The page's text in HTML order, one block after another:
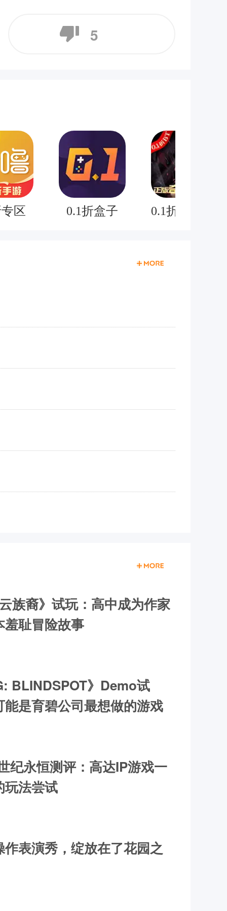
5
区 0.1折盒子
族裔》试玩：高中成为作家
羞耻冒险故事
BLINDSPOT》Demo试
能是育碧公司最想做的游戏
纪永恒测评：高达IP游戏一
玩法尝试
作表演秀，绽放在了花园之